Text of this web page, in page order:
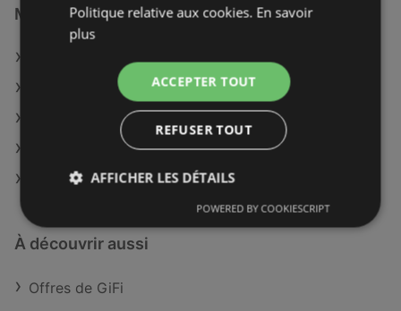
Magasins GiFi à :
GiFi à Chambéry
GiFi à Nantua
GiFi à Saint-Jean-d'Angély
GiFi à Laval
À découvrir aussi
Offres de GiFi
Politique relative aux cookies. En savoir
plus
ACCEPTER TOUT
REFUSER TOUT
AFFICHER LES DÉTAILS
POWERED BY COOKIESCRIPT